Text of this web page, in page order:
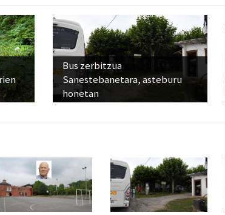
Bus zerbitzua
Sanestebanetara, asteburu
honetan